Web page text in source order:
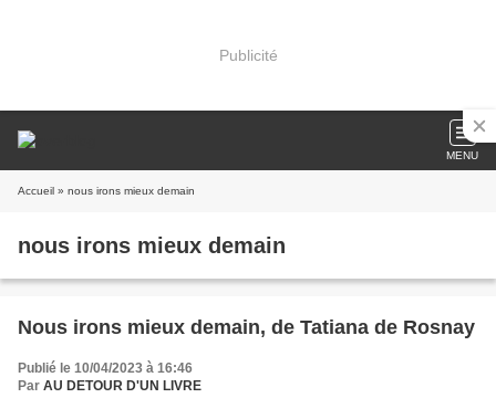
Publicité
MENU
Accueil » nous irons mieux demain
nous irons mieux demain
Nous irons mieux demain, de Tatiana de Rosnay
Publié le 10/04/2023 à 16:46
Par AU DETOUR D'UN LIVRE